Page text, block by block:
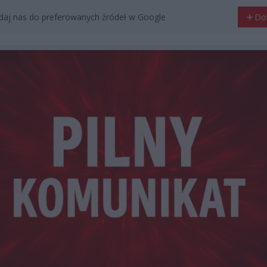
nas do preferowanych źródeł w Google